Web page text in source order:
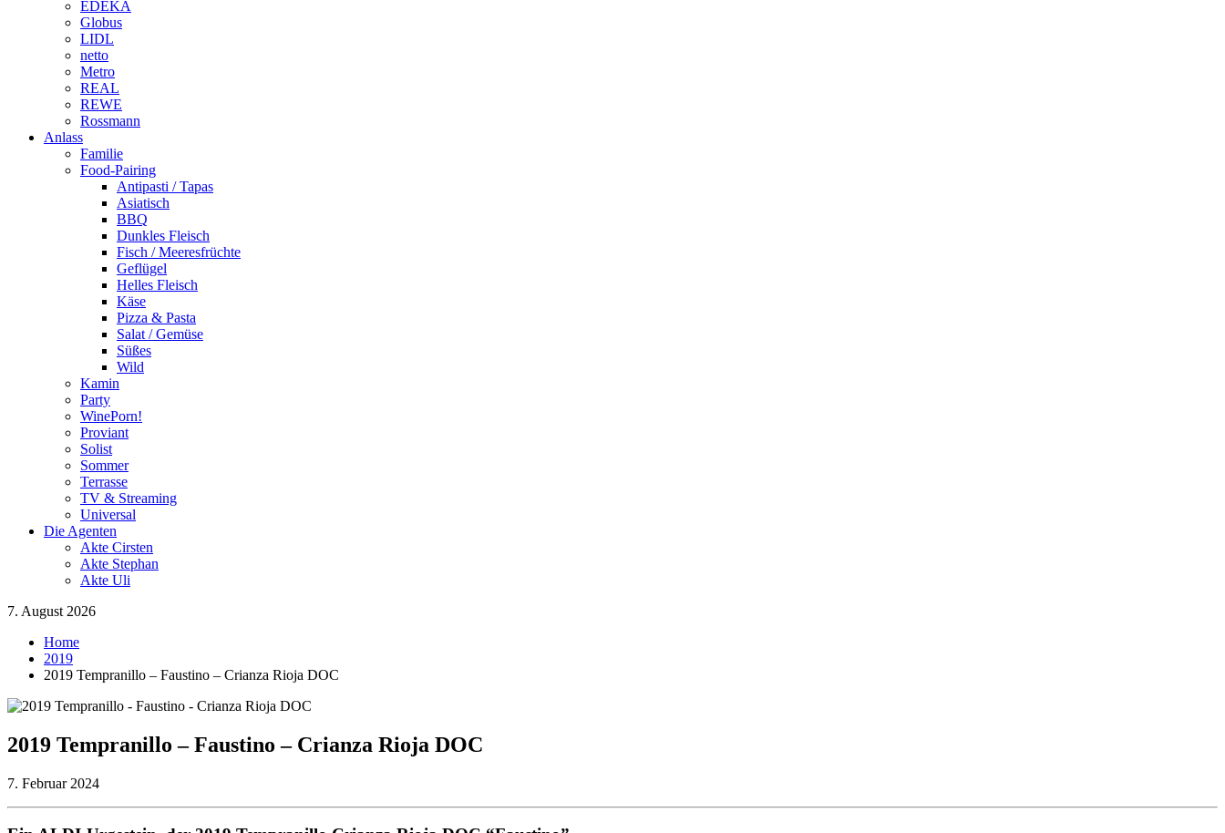
EDEKA
Globus
LIDL
netto
Metro
REAL
REWE
Rossmann
Anlass
Familie
Food-Pairing
Antipasti / Tapas
Asiatisch
BBQ
Dunkles Fleisch
Fisch / Meeresfrüchte
Geflügel
Helles Fleisch
Käse
Pizza & Pasta
Salat / Gemüse
Süßes
Wild
Kamin
Party
WinePorn!
Proviant
Solist
Sommer
Terrasse
TV & Streaming
Universal
Die Agenten
Akte Cirsten
Akte Stephan
Akte Uli
7. August 2026
Home
2019
2019 Tempranillo – Faustino – Crianza Rioja DOC
2019 Tempranillo – Faustino – Crianza Rioja DOC
7. Februar 2024